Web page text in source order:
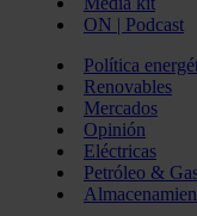
ON | Podcast
Política
Renovables
Mercados
Opinión
Eléctricas
Petróleo &